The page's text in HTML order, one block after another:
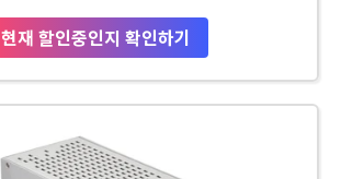
현재 할인중인지 확인하기